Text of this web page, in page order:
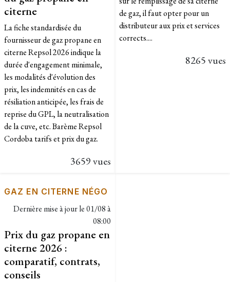
citerne
La fiche standardisée du
fournisseur de gaz propane en
citerne Repsol 2026 indique la
durée d'engagement minimale,
les modalités d'évolution des
prix, les indemnités en cas de
résiliation anticipée, les frais de
reprise du GPL, la neutralisation
de la cuve, etc. Barème Repsol
Cordoba tarifs et prix du gaz.
3659 vues
de gaz, il faut opter pour un
distributeur aux prix et services
corrects....
8265 vues
GAZ EN CITERNE NÉGO
Dernière mise à jour le01/08 à
08:00
Prix du gaz propane en
citerne 2026 :
comparatif, contrats,
conseils